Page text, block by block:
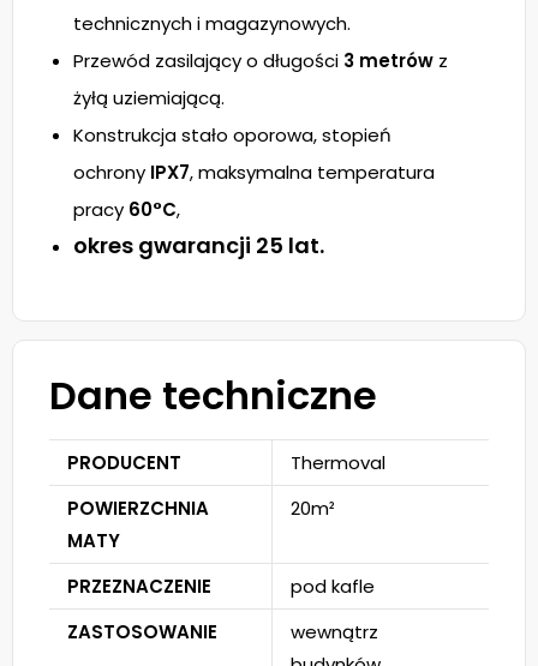
technicznych i magazynowych.
Przewód zasilający o długości 3 metrów z
żyłą uziemiającą.
Konstrukcja stało oporowa, stopień
ochrony IPX7, maksymalna temperatura
pracy 60°C,
okres gwarancji 25 lat.
Dane techniczne
PRODUCENT
Thermoval
POWIERZCHNIA
MATY
20m²
PRZEZNACZENIE
pod kafle
ZASTOSOWANIE
wewnątrz